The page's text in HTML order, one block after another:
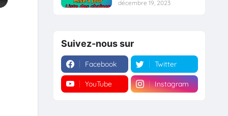
décembre 19, 2023
Suivez-nous sur
Facebook Twitter
YouTube Instagram